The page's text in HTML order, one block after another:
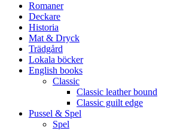
Romaner
Deckare
Historia
Mat & Dryck
Trädgård
Lokala böcker
English books
Classic
Classic leather bound
Classic guilt edge
Pussel & Spel
Spel